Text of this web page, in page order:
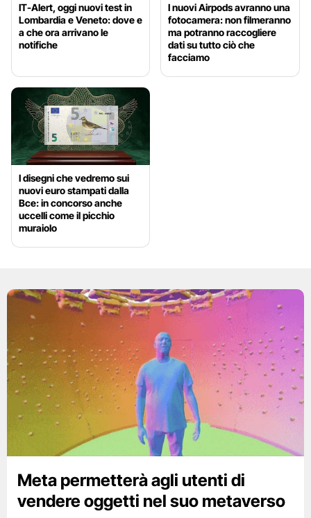
IT-Alert, oggi nuovi test in
Lombardia e Veneto: dove e
a che ora arrivano le
notifiche
I nuovi Airpods avranno una
fotocamera: non filmeranno
ma potranno raccogliere
dati su tutto ciò che
facciamo
I disegni che vedremo sui
nuovi euro stampati dalla
Bce: in concorso anche
uccelli come il picchio
muraiolo
Meta permetterà agli utenti di
vendere oggetti nel suo metaverso